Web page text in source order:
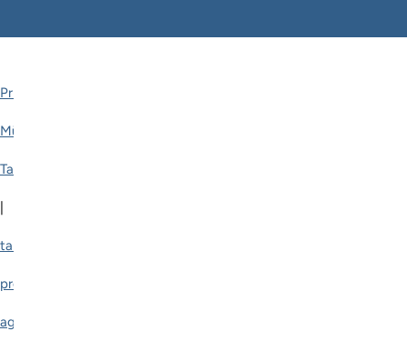
Privaatsuspoliitika
Müügitingimused
Tarnetingimused
|
tankler.ee
provan.ee
agripartner.ee